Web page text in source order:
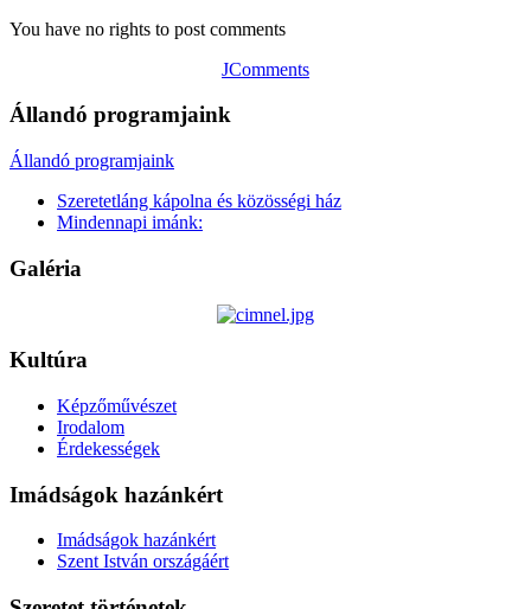
You have no rights to post comments
JComments
Állandó programjaink
Állandó programjaink
Szeretetláng kápolna és közösségi ház
Mindennapi imánk:
Galéria
Kultúra
Képzőművészet
Irodalom
Érdekességek
Imádságok hazánkért
Imádságok hazánkért
Szent István országáért